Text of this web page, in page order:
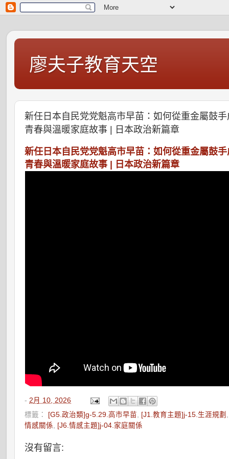
廖夫子教育天空
新任日本自民党党魁高市早苗：如何從重金屬鼓
青春與溫暖家庭故事 | 日本政治新篇章
新任日本自民党党魁高市早苗：如何從重金屬鼓
青春與溫暖家庭故事 | 日本政治新篇章
- 2月 10, 2026
標籤： [G5.政治類]g-5.29.高市早苗 [J1.教育主題]j-15.生涯規劃
情感關係
[J6.情感主題]j-04.家庭關係
沒有留言: